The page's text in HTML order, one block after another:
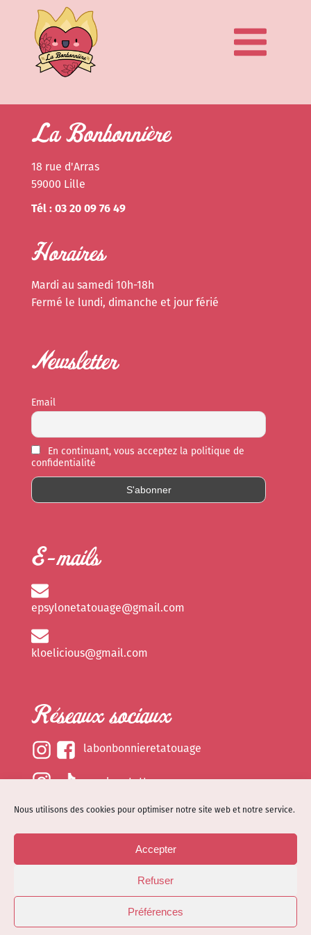
Nous utilisons des cookies pour optimiser notre site web et notre service.
Accepter
Refuser
Préférences
La Bonbonnière
18 rue d'Arras
59000 Lille
Tél : 03 20 09 76 49
Horaires
Mardi au samedi 10h-18h
Fermé le lundi, dimanche et jour férié
Newsletter
Email
En continuant, vous acceptez la politique de
confidentialité
E-mails
epsylonetatouage@gmail.com
kloelicious@gmail.com
Réseaux sociaux
labonbonnieretatouage
epsylonetattoo
kloelicious_
Mentions légales
Politique de cookies (EU)
© Site web réalisé parDénode- Illustrations par
Kloelicioustattoo tous droits réservés